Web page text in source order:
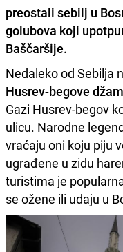
preostali sebilj u
golubova koji
Baščaršije.
Nedaleko od Sebilja
Husrev-begove
Gazi Husrev-begov
ulicu. Narodne
vraćaju oni koju piju
ugrađene u zidu
turistima je
se ožene ili udaju u